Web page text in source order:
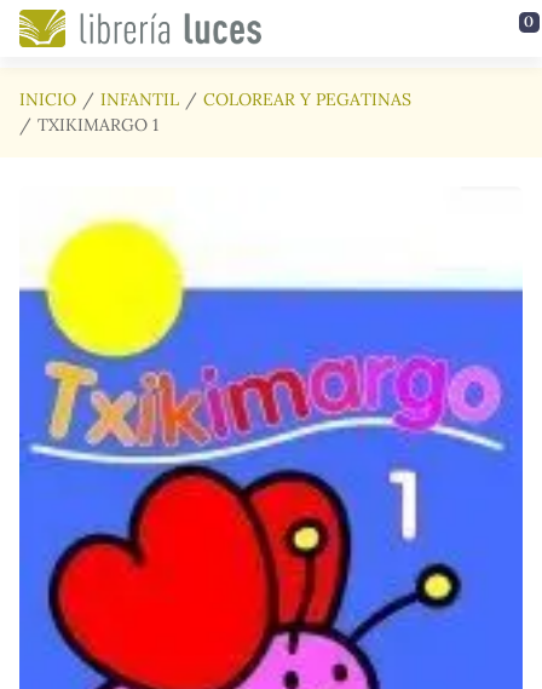
Saltar al contenido principal 0
INICIO INFANTIL
COLOREAR Y PEGATINAS
TXIKIMARGO 1